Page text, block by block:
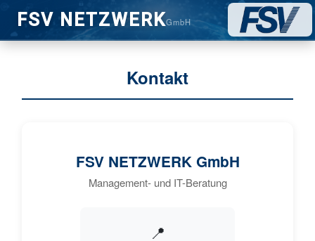
FSV NETZWERKGmbH
Kontakt
FSV NETZWERK GmbH
Management- und IT-Beratung
📍